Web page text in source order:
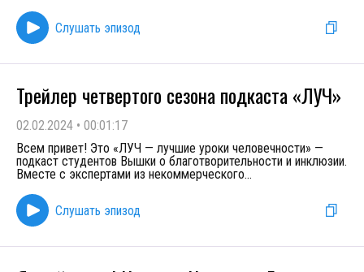
Слушать эпизод
Трейлер четвертого сезона подкаста «ЛУЧ»
02.02.2024 • 00:01:17
Всем привет! Это «ЛУЧ — лучшие уроки человечности» —
подкаст студентов Вышки о благотворительности и инклюзии.
Вместе с экспертами из некоммерческого...
Слушать эпизод